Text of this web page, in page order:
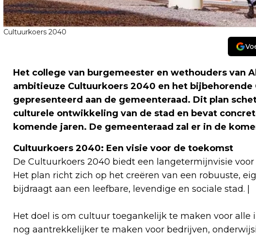
Cultuurkoers 2040
Het college van burgemeester en wethouders van
ambitieuze Cultuurkoers 2040 en het bijbehorende
gepresenteerd aan de gemeenteraad. Dit plan
culturele ontwikkeling van de stad en bevat
komende jaren. De gemeenteraad zal er in de
Cultuurkoers 2040: Een visie voor de toekomst
De Cultuurkoers 2040 biedt een langetermijnvisie
Het plan richt zich op het creëren van een robuuste,
bijdraagt aan een leefbare, levendige en sociale stad. |
Het doel is om cultuur toegankelijk te maken voor alle
nog aantrekkelijker te maken voor bedrijven,